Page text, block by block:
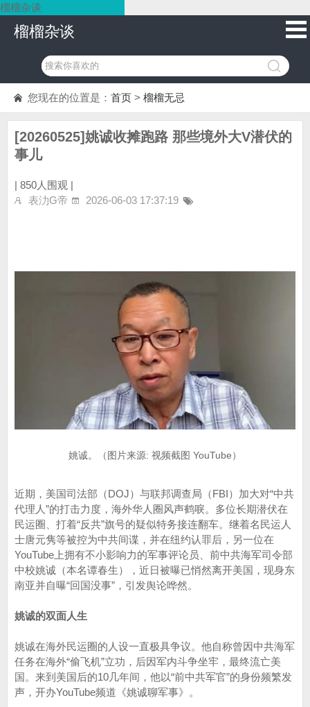
榴榴杂谈
榴榴杂谈
您现在的位置是： 首页 > 榴榴无忌
[20260525]姚诚收摊跑路 那些境外大V潜伏的
事儿
| 850人围观 |
表氻G帝
2026-06-03 17:37:19
姚诚。（图片来源: 视频截图 YouTube）
近期，美国司法部（DOJ）与联邦调查局（FBI）加大对“中共
代理人”的打击力度，海外华人圈风声鹤唳。多位长期潜伏在
民运圈、打着“反共”旗号的疑似特务接连翻车。继着名民运人
士唐元隽等被控为中共间谍，并在纽约认罪后，另一位在
YouTube上拥有不小影响力的军事评论员、前中共海军司令部
中校姚诚（本名谭春生），近日被曝已悄然离开美国，现身东
南亚并自曝“回国没事”，引发舆论哗然。
姚诚的双面人生
姚诚在海外民运圈的人设一直极具争议。他自称曾因中共海军
任务在海外“偷飞机”立功，后因军内斗争坐牢，最终流亡美
国。来到美国后的10几年间，他以“前中共军官”的身份频繁发
声，开办YouTube频道《姚诚聊军事》。